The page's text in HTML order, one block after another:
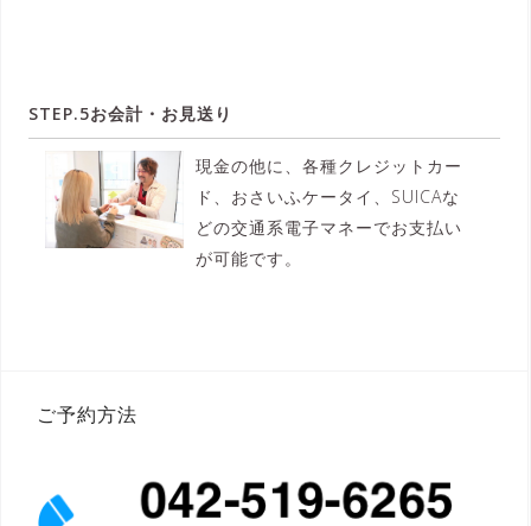
STEP.5お会計・お見送り
現金の他に、各種クレジットカー
ド、おさいふケータイ、SUICAな
どの交通系電子マネーでお支払い
が可能です。
ご予約方法